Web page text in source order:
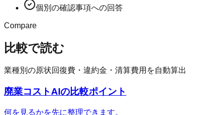
個別の確認事項への回答
Compare
比較で読む
業種別の原状回復費・違約金・清算費用を自動算出
廃業コストAIの比較ポイント
何を見るかを先に整理できます。